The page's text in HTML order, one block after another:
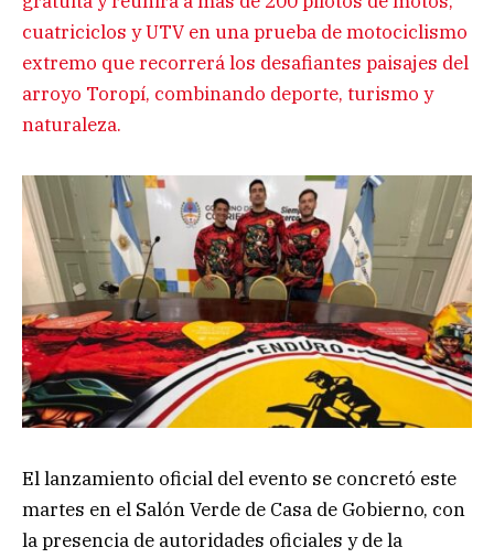
cuatriciclos y UTV en una prueba de motociclismo
extremo que recorrerá los desafiantes paisajes del
arroyo Toropí, combinando deporte, turismo y
naturaleza.
El lanzamiento oficial del evento se concretó este
martes en el Salón Verde de Casa de Gobierno, con
la presencia de autoridades oficiales y de la